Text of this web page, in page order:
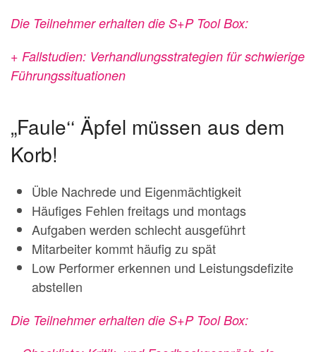
Die Teilnehmer erhalten die S+P Tool Box:
+ Fallstudien: Verhandlungsstrategien für schwierige
Führungssituationen
„Faule‘‘ Äpfel müssen aus dem
Korb!
Üble Nachrede und Eigenmächtigkeit
Häufiges Fehlen freitags und montags
Aufgaben werden schlecht ausgeführt
Mitarbeiter kommt häufig zu spät
Low Performer erkennen und Leistungsdefizite
abstellen
Die Teilnehmer erhalten die S+P Tool Box: